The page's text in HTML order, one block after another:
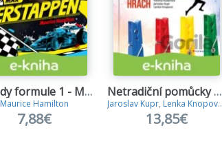
Hvězdy formule 1 - Max Verstappen
Maurice Hamilton
7,88€
Netradiční pomůcky v pohybových hrách
Jaroslav Kupr, Lenka Knopová
13,85€